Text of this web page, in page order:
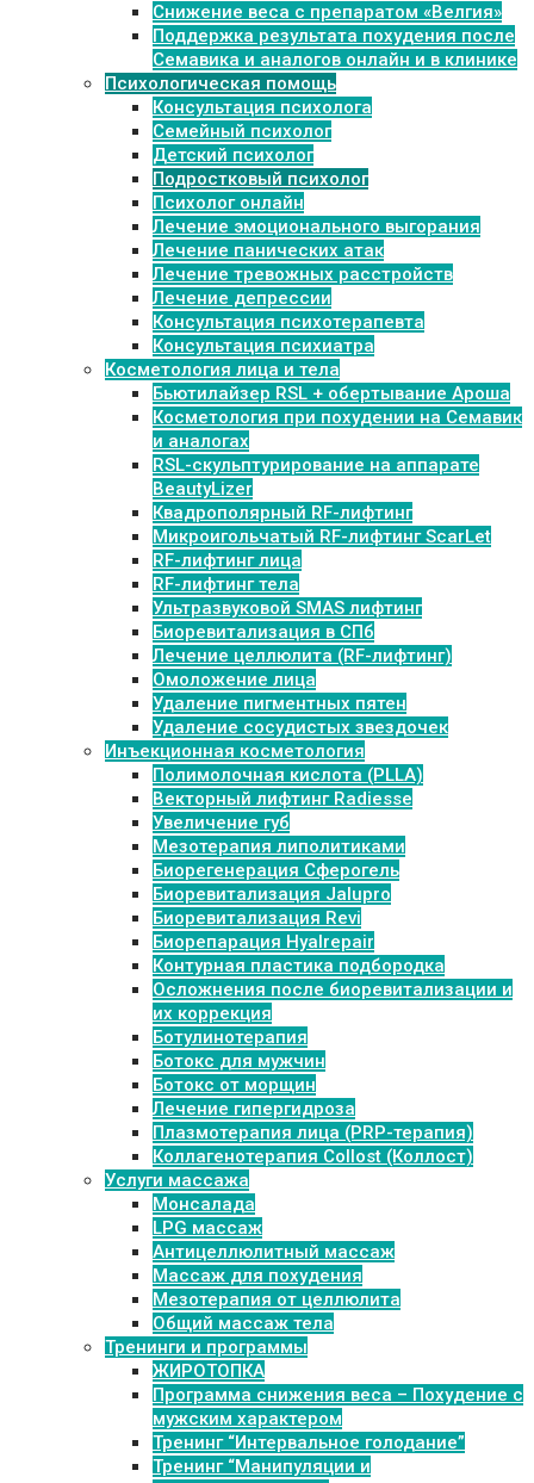
Снижение веса с препаратом «Велгия»
Поддержка результата похудения после
Семавика и аналогов онлайн и в клинике
Психологическая помощь
Консультация психолога
Семейный психолог
Детский психолог
Подростковый психолог
Психолог онлайн
Лечение эмоционального выгорания
Лечение панических атак
Лечение тревожных расстройств
Лечение депрессии
Консультация психотерапевта
Консультация психиатра
Косметология лица и тела
Бьютилайзер RSL + обертывание Ароша
Косметология при похудении на Семавик
и аналогах
RSL-скульптурирование на аппарате
BeautyLizer
Квадрополярный RF-лифтинг
Микроигольчатый RF-лифтинг ScarLet
RF-лифтинг лица
RF-лифтинг тела
Ультразвуковой SMAS лифтинг
Биоревитализация в СПб
Лечение целлюлита (RF-лифтинг)
Омоложение лица
Удаление пигментных пятен
Удаление сосудистых звездочек
Инъекционная косметология
Полимолочная кислота (PLLA)
Векторный лифтинг Radiesse
Увеличение губ
Мезотерапия липолитиками
Биорегенерация Сферогель
Биоревитализация Jalupro
Биоревитализация Revi
Биорепарация Hyalrepair
Контурная пластика подбородка
Осложнения после биоревитализации и
их коррекция
Ботулинотерапия
Ботокс для мужчин
Ботокс от морщин
Лечение гипергидроза
Плазмотерапия лица (PRP-терапия)
Коллагенотерапия Collost (Коллост)
Услуги массажа
Монсалада
LPG массаж
Антицеллюлитный массаж
Массаж для похудения
Мезотерапия от целлюлита
Общий массаж тела
Тренинги и программы
ЖИРОТОПКА
Программа снижения веса – Похудение с
мужским характером
Тренинг “Интервальное голодание”
Тренинг “Манипуляции и